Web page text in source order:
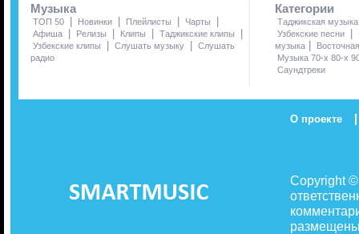
Музыка
ТОП 50 | Новинки | Плейлисты | Чарты |
Афиша | Релизы | Клипы | Таджикские клипы |
Узбекские клипы | Слушать музыку | Слушать
радио
Категории
Таджикская музыка
Узбекские песни
|
музыка |
Музыка 70-х 80-х
Саундтреки
О проекте |
Copyright
размещены